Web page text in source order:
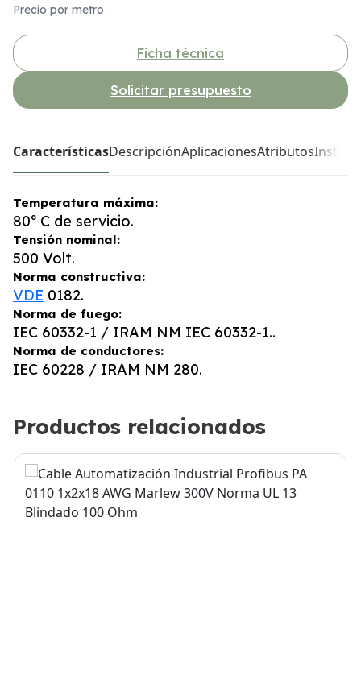
Precio por metro
Ficha técnica
Solicitar presupuesto
CaracterísticasDescripciónAplicacionesAtributos
Temperatura máxima:
80º C de servicio.
Tensión nominal:
500 Volt.
Norma constructiva:
VDE 0182.
Norma de fuego:
IEC 60332-1 / IRAM NM IEC 60332-1..
Norma de conductores:
IEC 60228 / IRAM NM 280.
Productos relacionados